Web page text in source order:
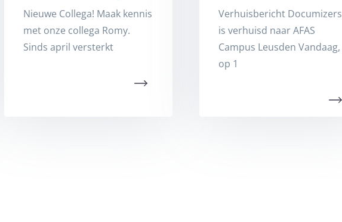
Nieuwe Collega! Maak kennis
met onze collega Romy.
Sinds april versterkt
Verhuisbericht Documizers
is verhuisd naar AFAS
Campus Leusden Vandaag,
op 1